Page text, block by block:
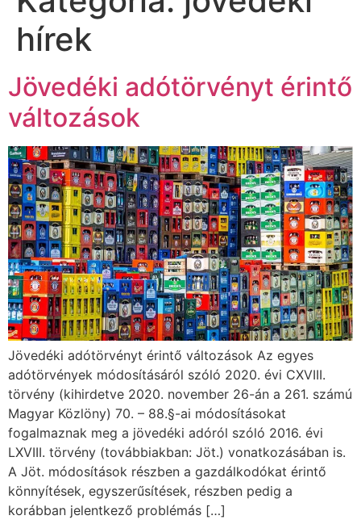
hírek
Jövedéki adótörvényt érintő
változások
Jövedéki adótörvényt érintő változások Az egyes
adótörvények módosításáról szóló 2020. évi CXVIII.
törvény (kihirdetve 2020. november 26-án a 261. számú
Magyar Közlöny) 70. – 88.§-ai módosításokat
fogalmaznak meg a jövedéki adóról szóló 2016. évi
LXVIII. törvény (továbbiakban: Jöt.) vonatkozásában is.
A Jöt. módosítások részben a gazdálkodókat érintő
könnyítések, egyszerűsítések, részben pedig a
korábban jelentkező problémás […]